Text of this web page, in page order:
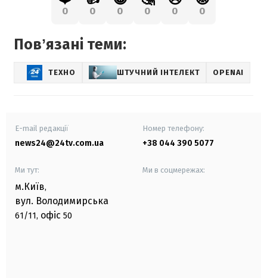
0 0 0 0 0 0
Повʼязані теми:
ТЕХНО ШТУЧНИЙ ІНТЕЛЕКТ OPENAI
E-mail редакції
news24@24tv.com.ua
Номер телефону:
+38 044 390 5077
Ми тут:
м.Київ,
вул. Володимирська
61/11, офіс 50
Ми в соцмережах: